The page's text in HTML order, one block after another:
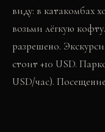
виду: в катакомбах
возьми лёгкую
разрешено.
стоит +10 USD.
USD/час).